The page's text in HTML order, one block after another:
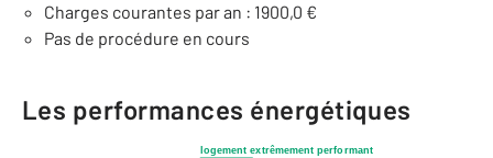
Charges courantes par an : 1900,0 €
Pas de procédure en cours
Les performances énergétiques
logement extrêmement performant